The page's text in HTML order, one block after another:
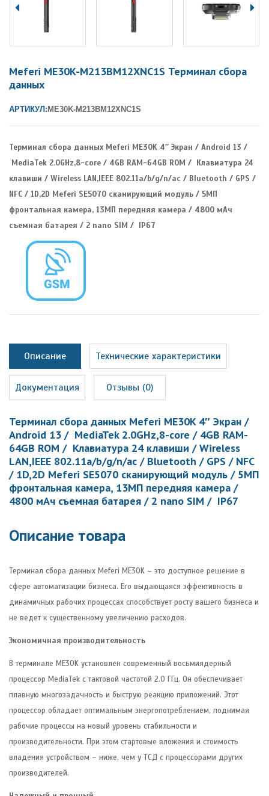
Meferi ME30K-M213BM12XNC1S Терминал сбора
данных
АРТИКУЛ:ME30K-M213BM12XNC1S
Терминал сбора данных Meferi ME30K 4″ Экран / Android 13 /
MediaTek 2.0GHz,8-core / 4GB RAM-64GB ROM / Клавиатура 24
клавиши / Wireless LAN,IEEE 802.11a/b/g/n/ac / Bluetooth / GPS /
NFC / 1D,2D Meferi SE5070 сканирующий модуль / 5МП
фронтальная камера, 13МП передняя камера / 4800 мАч
съемная батарея / 2 nano SIM / IP67
Описание Технические характеристики
Документация Отзывы (0)
Терминал сбора данных Meferi ME30K 4″ Экран /
Android 13 / MediaTek 2.0GHz,8-core / 4GB RAM-
64GB ROM / Клавиатура 24 клавиши / Wireless
LAN,IEEE 802.11a/b/g/n/ac / Bluetooth / GPS / NFC
/ 1D,2D Meferi SE5070 сканирующий модуль / 5МП
фронтальная камера, 13МП передняя камера /
4800 мАч съемная батарея / 2 nano SIM / IP67
Описание товара
Терминал сбора данных Meferi ME30K – это доступное решение в
сфере автоматизации бизнеса. Его выдающаяся эффективность в
динамичных рабочих процессах способствует росту вашего бизнеса и
не ведет к существенному увеличению расходов.
Экономичная производительность
В терминале ME30K установлен современный восьмиядерный
процессор MediaTek с тактовой частотой 2.0 ГГц. Он обеспечивает
плавную многозадачность и быструю реакцию приложений. Этот
процессор обладает оптимальным энергопотреблением, поднимая
рабочие процессы на новый уровень стабильности и
производительности. При этом стартовые вложения и стоимость
владения устройством – ниже, чем у ТСД с процессорами других
производителей.